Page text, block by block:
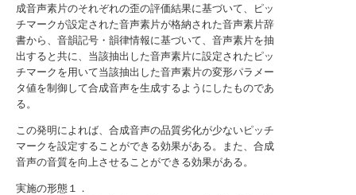
成音声素片のそれぞれの歪の評価結果に基づいて、ピッ
チマークが設定された音声素片が格納された音声素片辞
書から、音韻記号・韻律情報に基づいて、音声素片を抽
出すると共に、当該抽出した音声素片に設定されたピッ
チマークを用いて当該抽出した音声素片の変形パラメー
タ値を制御して合成音声を生成するようにしたものであ
る。
この発明によれば、合成音声の品質劣化が少ないピッチ
マークを設定することができる効果がある。また、合成
音声の音質を向上させることができる効果がある。
実施の形態１．